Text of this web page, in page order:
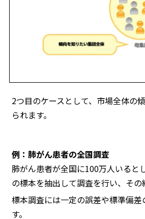
2つ目のケースとして、市場全体の
られます。
例：肺がん患者の全国調査
肺がん患者が全国に100万人いると
の標本を抽出して調査を行い、その
標本調査には一定の誤差や標準偏
す。